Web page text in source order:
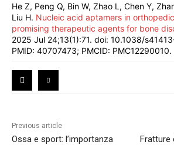
He Z, Peng Q, Bin W, Zhao L, Chen Y,
Liu H. Nucleic acid aptamers in
promising therapeutic agents for bone
2025 Jul 24;13(1):71. doi: 10.1038/
PMID: 40707473; PMCID: PMC12290010.
Previous article
Ossa e sport: l’importanza
Fratture